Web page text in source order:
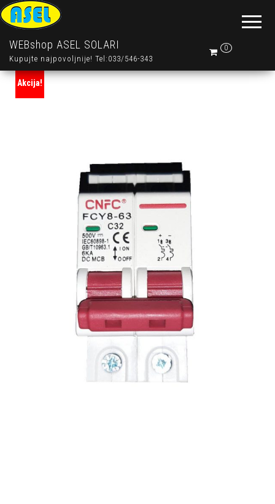
WEBshop ASEL SOLARI
Kupujte najpovoljnije! Tel:033/546-343
0
Akcija!